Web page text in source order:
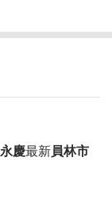
永慶最新員林市